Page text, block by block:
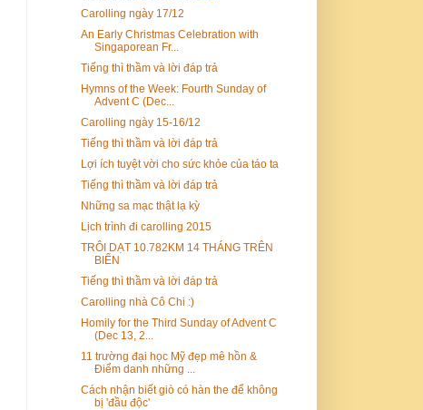
Carolling ngày 17/12
An Early Christmas Celebration with
Singaporean Fr...
Tiếng thì thầm và lời đáp trả
Hymns of the Week: Fourth Sunday of
Advent C (Dec...
Carolling ngày 15-16/12
Tiếng thì thầm và lời đáp trả
Lợi ích tuyệt vời cho sức khỏe của táo ta
Tiếng thì thầm và lời đáp trả
Những sa mạc thật lạ kỳ
Lịch trình đi carolling 2015
TRÔI DẠT 10.782KM 14 THÁNG TRÊN
BIỂN
Tiếng thì thầm và lời đáp trả
Carolling nhà Cô Chi :)
Homily for the Third Sunday of Advent C
(Dec 13, 2...
11 trường đại học Mỹ đẹp mê hồn &
Điểm danh những ...
Cách nhận biết giò có hàn the để không
bị 'đầu độc'